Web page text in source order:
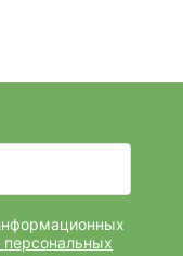
персональных